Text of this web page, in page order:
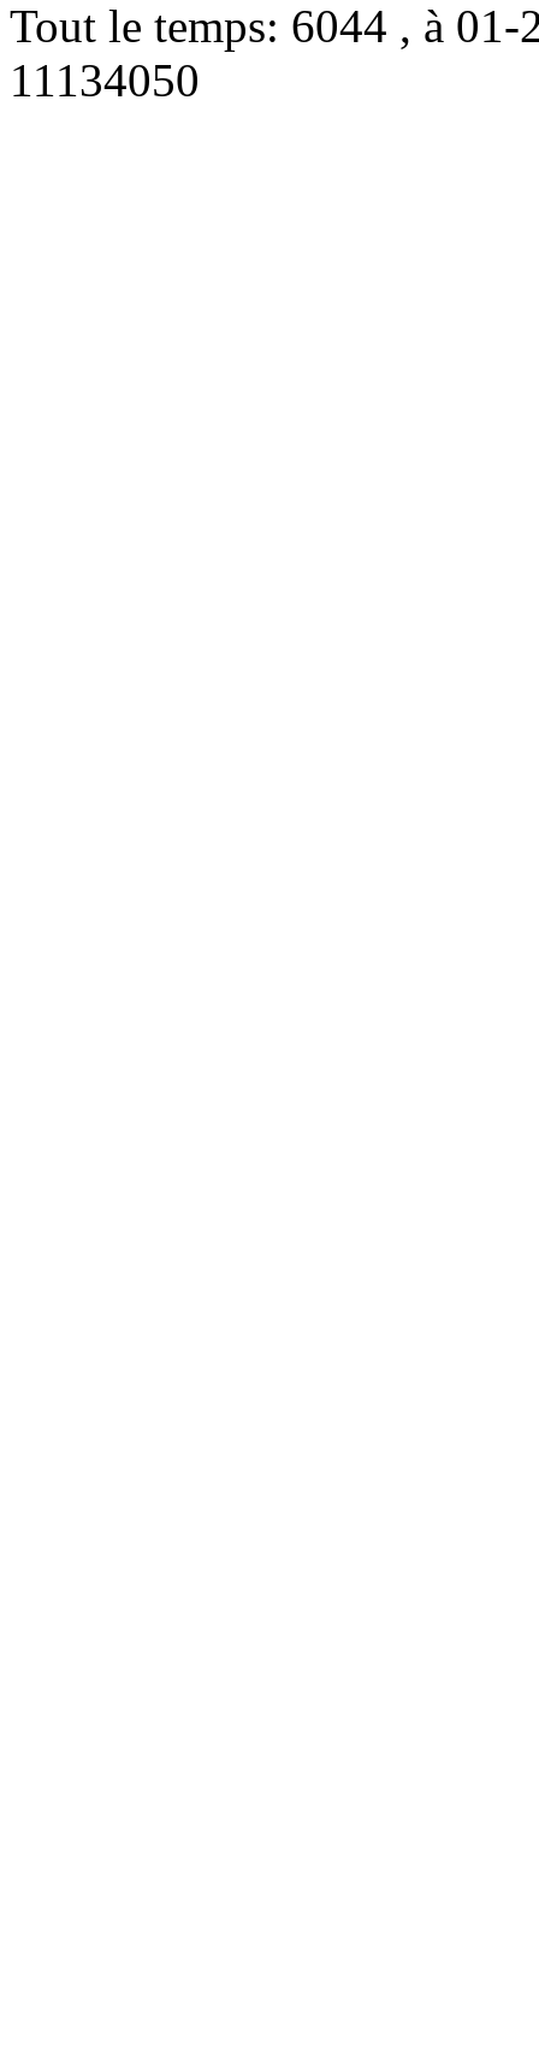
Tout le temps: 6044 , à
11134050